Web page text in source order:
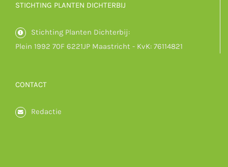
STICHTING PLANTEN DICHTERBIJ
Stichting Planten Dichterbij:
Plein 1992 70F 6221JP Maastricht - KvK: 76114821
CONTACT
Redactie